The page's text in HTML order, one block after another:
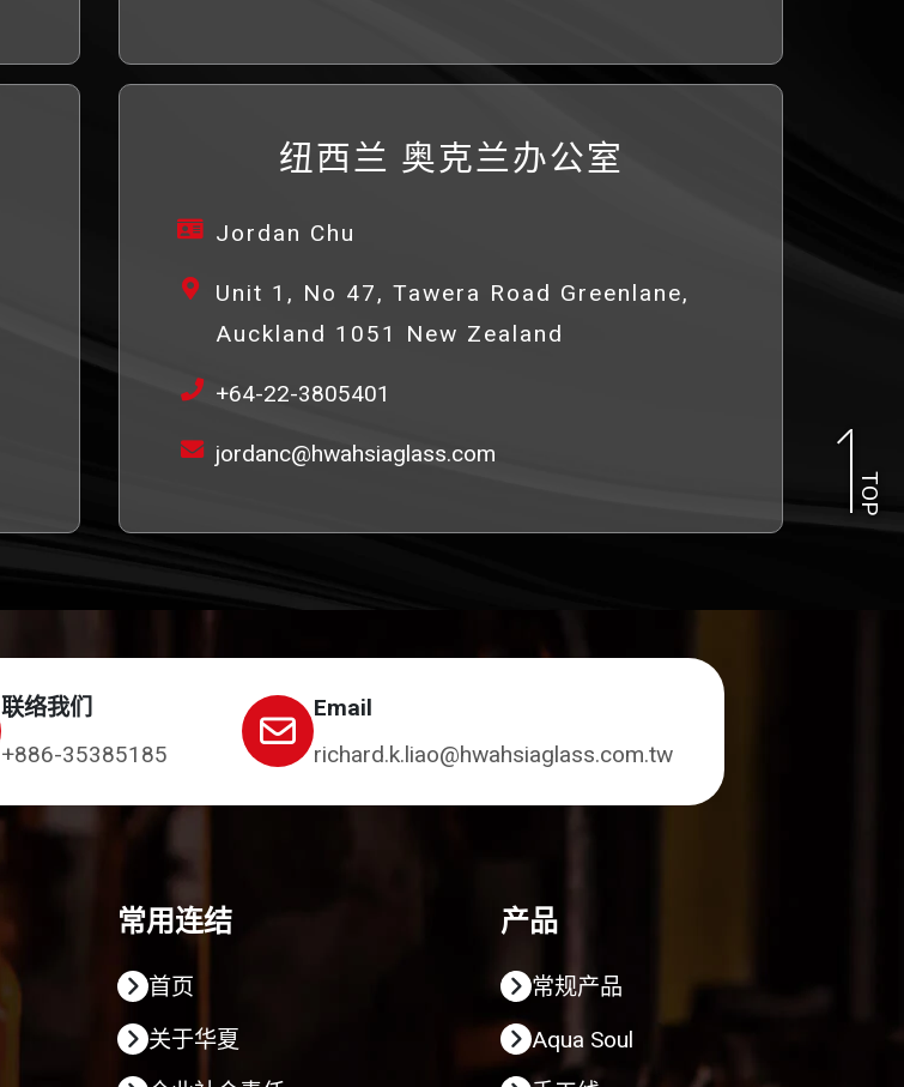
纽西兰 奥克兰办公室
Jordan Chu
Unit 1, No 47, Tawera Road Greenlane,
Auckland 1051 New Zealand
+64-22-3805401
jordanc@hwahsiaglass.com
TOP
联络我们
+886-35385185
Email
richard.k.liao@hwahsiaglass.com.tw
常用连结
首页
关于华夏
产品
常规产品
Aqua Soul